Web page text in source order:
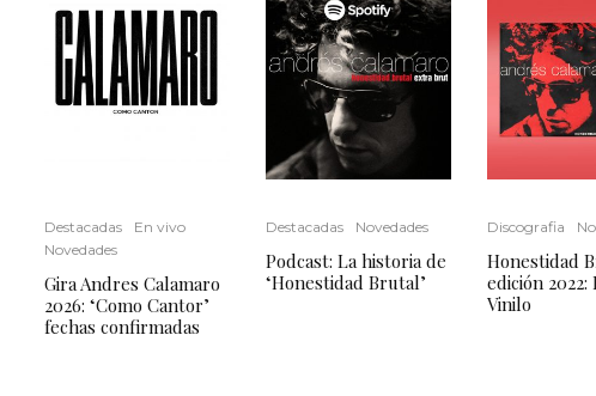
Destacadas
En vivo
Novedades
Gira Andres Calamaro
2026: ‘Como Cantor’
fechas confirmadas
Destacadas Novedades
Podcast: La historia de
‘Honestidad Brutal’
Discografia
Honestidad
edición 2022:
Vinilo